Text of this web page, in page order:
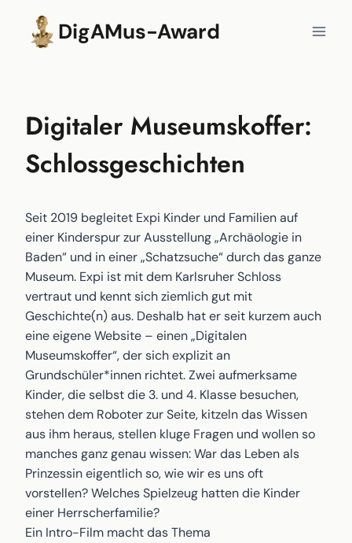
springen
DigAMus-Award
Digitaler Museumskoffer:
Schlossgeschichten
Seit 2019 begleitet Expi Kinder und Familien auf
einer Kinderspur zur Ausstellung „Archäologie in
Baden“ und in einer „Schatzsuche“ durch das ganze
Museum. Expi ist mit dem Karlsruher Schloss
vertraut und kennt sich ziemlich gut mit
Geschichte(n) aus. Deshalb hat er seit kurzem auch
eine eigene Website – einen „Digitalen
Museumskoffer“, der sich explizit an
Grundschüler*innen richtet. Zwei aufmerksame
Kinder, die selbst die 3. und 4. Klasse besuchen,
stehen dem Roboter zur Seite, kitzeln das Wissen
aus ihm heraus, stellen kluge Fragen und wollen so
manches ganz genau wissen: War das Leben als
Prinzessin eigentlich so, wie wir es uns oft
vorstellen? Welches Spielzeug hatten die Kinder
einer Herrscherfamilie?
Ein Intro-Film macht das Thema